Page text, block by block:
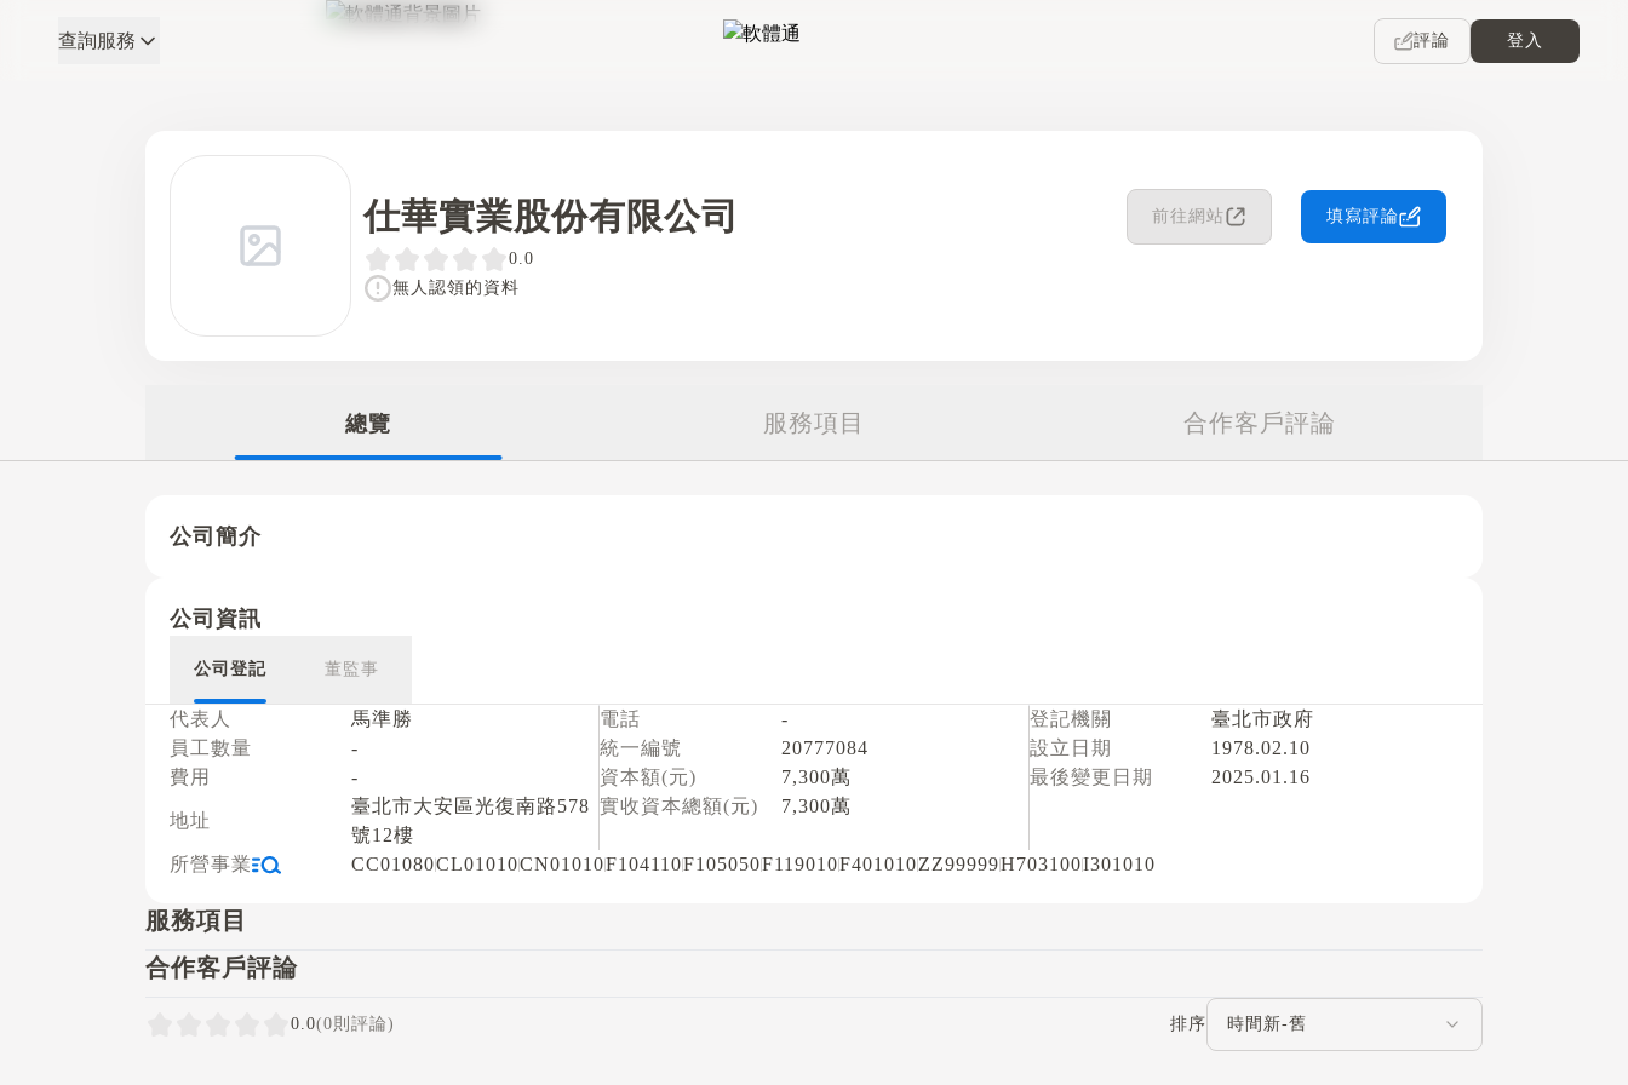
軟體通
查詢服務 評論 登入
仕華實業股份有限公司 前往網站 填寫評論
0.0
無人認領的資料
總覽 服務項目 合作客戶評論
公司簡介
公司資訊
公司登記 董監事
代表人
馬準勝
員工數量
-
費用
-
地址
臺北市大安區光復南路578
號12樓
電話
-
統一編號
20777084
資本額(元)
7,300萬
實收資本總額(元)
7,300萬
登記機關
臺北市政府
設立日期
1978.02.10
最後變更日期
2025.01.16
所營事業 CC01080CL01010CN01010F104110F105050F119010F401010ZZ99999H703100I301010
服務項目
合作客戶評論
0.0(0則評論) 排序
評論排序